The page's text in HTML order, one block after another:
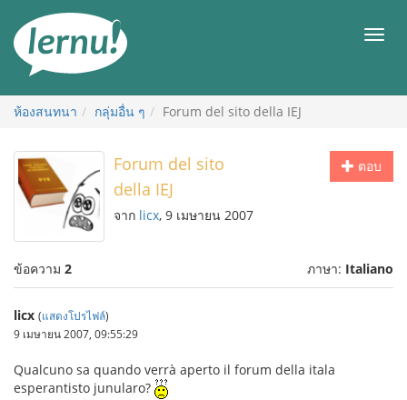
สารบัญ
เมนู
ห้องสนทนา กลุ่มอื่น ๆ Forum del sito della IEJ
ตอบ
Forum del sito
della IEJ
จาก licx, 9 เมษายน 2007
ข้อความ 2 ภาษา: Italiano
licx (แสดงโปรไฟล์)
9 เมษายน 2007, 09:55:29
Qualcuno sa quando verrà aperto il forum della itala
esperantisto junularo?